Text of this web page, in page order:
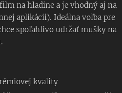
na hladine a je vhodný aj na
aplikácii). Ideálna voľba pre
spoľahlivo udržať mušky na
kvality